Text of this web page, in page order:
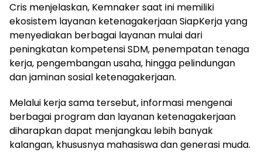
Cris menjelaskan, Kemnaker saat ini memiliki
ekosistem layanan ketenagakerjaan SiapKerja yang
menyediakan berbagai layanan mulai dari
peningkatan kompetensi SDM, penempatan tenaga
kerja, pengembangan usaha, hingga pelindungan
dan jaminan sosial ketenagakerjaan.
Melalui kerja sama tersebut, informasi mengenai
berbagai program dan layanan ketenagakerjaan
diharapkan dapat menjangkau lebih banyak
kalangan, khususnya mahasiswa dan generasi muda.